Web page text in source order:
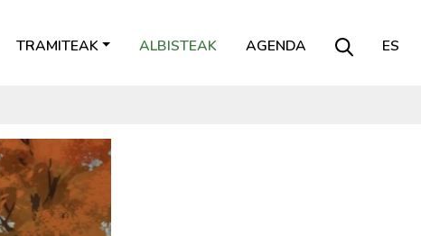
TRAMITEAK ALBISTEAK AGENDA ES